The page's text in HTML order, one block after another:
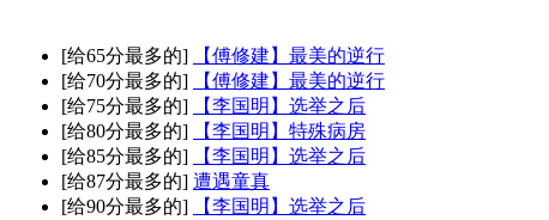
[给65分最多的]
【傅修建】最美的逆行
[给70分最多的]
【傅修建】最美的逆行
[给75分最多的]
【李国明】选举之后
[给80分最多的]
【李国明】特殊病房
[给85分最多的]
【李国明】选举之后
[给87分最多的] 遭遇童真
[给90分最多的]
【李国明】选举之后